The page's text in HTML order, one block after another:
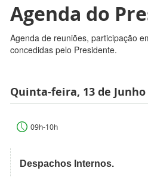
Agenda do
Agenda de reuniões, participação
concedidas pelo Presidente.
Quinta-feira, 13 de Junho
09h-10h
Despachos Internos.